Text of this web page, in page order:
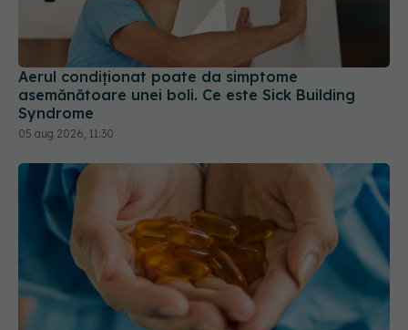
Aerul condiționat poate da simptome
asemănătoare unei boli. Ce este Sick Building
Syndrome
05 aug 2026, 11:30